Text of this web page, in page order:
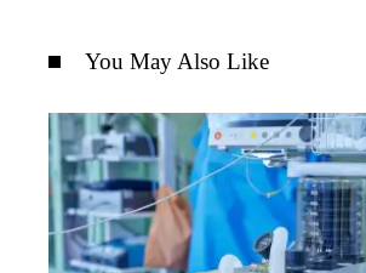
You May Also Like